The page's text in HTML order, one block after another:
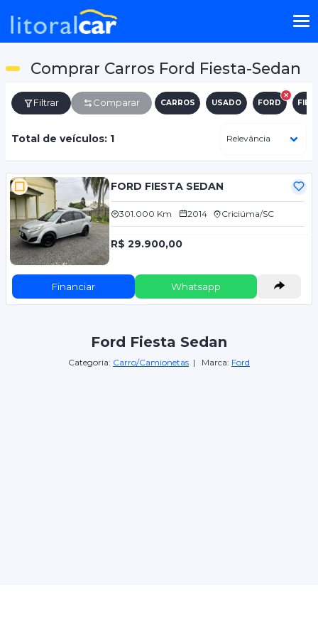
Comprar Carros Ford Fiesta-Sedan
Filtrar Comparar CARROS USADO FORD
Total de veículos: 1
FORD FIESTA SEDAN
301.000 Km 2014 Criciúma/SC
R$ 29.900,00
Financiar Whatsapp
Ford Fiesta Sedan
Categoria: Carro/Camionetas | Marca: Ford